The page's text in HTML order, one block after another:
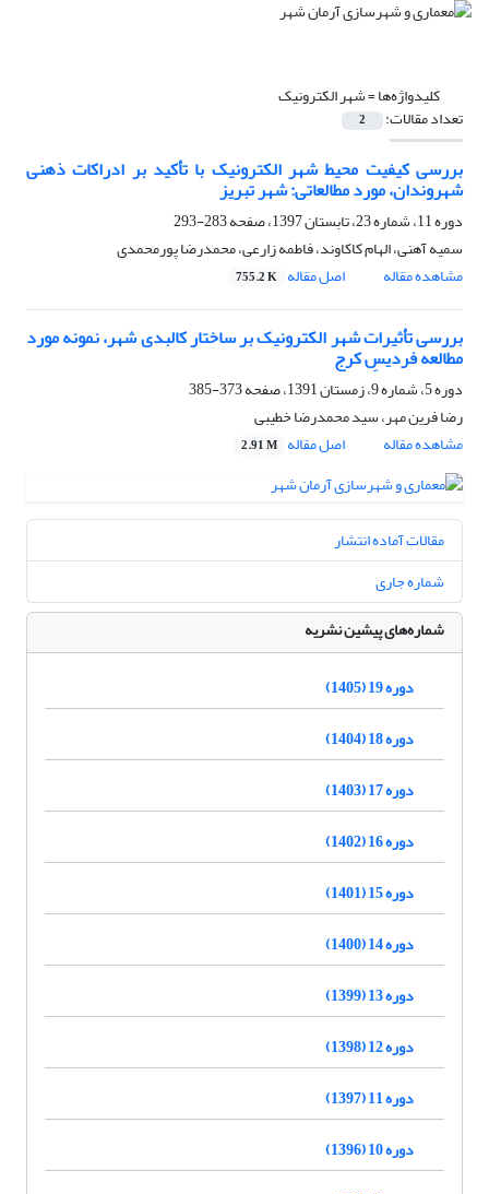
کلیدواژه‌ها =شهر الکترونیک
تعداد مقالات: 2
بررسی کیفیت محیط شهر الکترونیک با تأکید بر ادراکات ذهنی
شهروندان، مورد مطالعاتی: شهر تبریز
دوره 11، شماره 23، تابستان 1397، صفحه
283-293
سمیه آهنی، الهام کاکاوند، فاطمه زارعی، محمدرضا پورمحمدی
مشاهده مقاله
اصل مقاله 755.2 K
بررسی تأثیرات شهر الکترونیک بر ساختار کالبدی شهر، نمونه مورد
مطالعه فردیسِ کرج
دوره 5، شماره 9، زمستان 1391، صفحه
373-385
رضا فرین مهر، سید محمدرضا خطیبی
مشاهده مقاله
اصل مقاله 2.91 M
مقالات آماده انتشار
شماره جاری
شماره‌های پیشین نشریه
دوره 19 (1405)
دوره 18 (1404)
دوره 17 (1403)
دوره 16 (1402)
دوره 15 (1401)
دوره 14 (1400)
دوره 13 (1399)
دوره 12 (1398)
دوره 11 (1397)
دوره 10 (1396)